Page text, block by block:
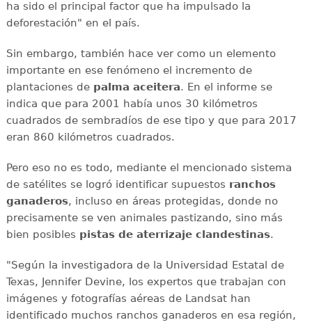
ha sido el principal factor que ha impulsado la
deforestación" en el país.
Sin embargo, también hace ver como un elemento
importante en ese fenómeno el incremento de
plantaciones de palma aceitera. En el informe se
indica que para 2001 había unos 30 kilómetros
cuadrados de sembradíos de ese tipo y que para 2017
eran 860 kilómetros cuadrados.
Pero eso no es todo, mediante el mencionado sistema
de satélites se logró identificar supuestos ranchos
ganaderos, incluso en áreas protegidas, donde no
precisamente se ven animales pastizando, sino más
bien posibles pistas de aterrizaje clandestinas.
"Según la investigadora de la Universidad Estatal de
Texas, Jennifer Devine, los expertos que trabajan con
imágenes y fotografías aéreas de Landsat han
identificado muchos ranchos ganaderos en esa región,